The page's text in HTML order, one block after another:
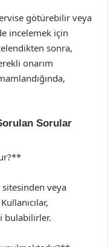
götürebilir veya
incelemek için
sonra,
onarım
Sorular
sitesinden veya
bulabilirler.